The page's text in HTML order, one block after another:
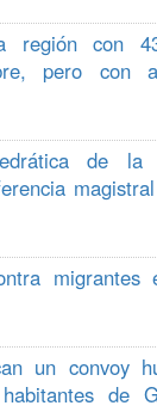
región con
pero con
de la
un convoy
de